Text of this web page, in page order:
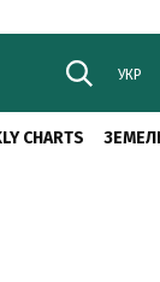
УКР
CHARTS